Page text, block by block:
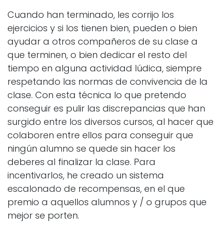
Cuando han terminado, les corrijo los
ejercicios y si los tienen bien, pueden o bien
ayudar a otros compañeros de su clase a
que terminen, o bien dedicar el resto del
tiempo en alguna actividad lúdica, siempre
respetando las normas de convivencia de la
clase. Con esta técnica lo que pretendo
conseguir es pulir las discrepancias que han
surgido entre los diversos cursos, al hacer que
colaboren entre ellos para conseguir que
ningún alumno se quede sin hacer los
deberes al finalizar la clase. Para
incentivarlos, he creado un sistema
escalonado de recompensas, en el que
premio a aquellos alumnos y / o grupos que
mejor se porten.